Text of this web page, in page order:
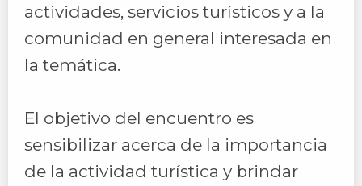
actividades, servicios turísticos y a la
comunidad en general interesada en
la temática.
El objetivo del encuentro es
sensibilizar acerca de la importancia
de la actividad turística y brindar